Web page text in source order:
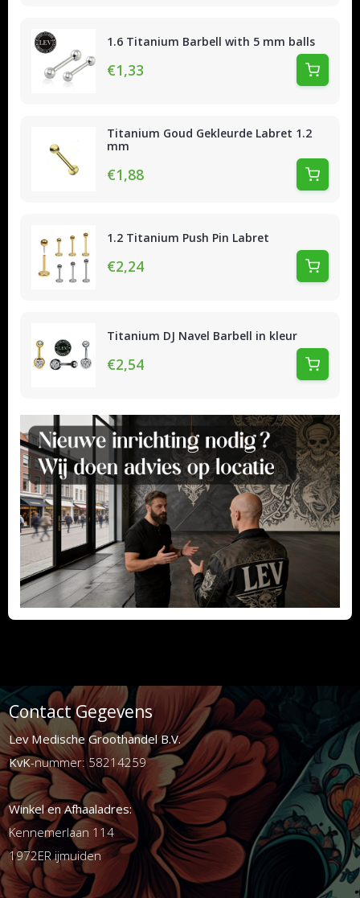
1.6 Titanium Barbell with 5 mm balls
€1,33
Titanium Goud Gekleurde Labret 1.2
mm
€1,88
1.2 Titanium Push Pin Labret
€2,24
Titanium DJ Navel Barbell in kleur
€2,54
Contact Gegevens
Lev Medische Groothandel B.V.
KvK-nummer: 58214259
Winkel en Afhaaladres:
Kennemerlaan 114
1972ER ijmuiden